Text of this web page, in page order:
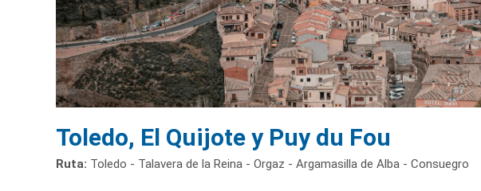
Toledo, El Quijote y Puy du Fou
Ruta: Toledo - Talavera de la Reina - Orgaz - Argamasilla de Alba - Consuegro